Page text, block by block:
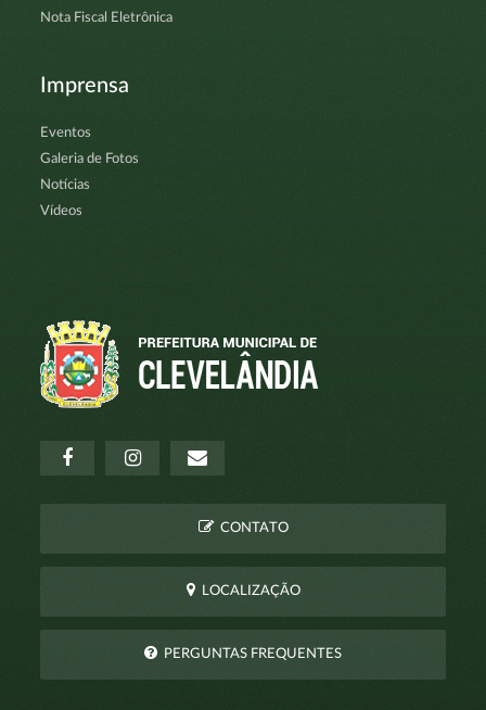
Nota Fiscal Eletrônica
Imprensa
Eventos
Galeria de Fotos
Notícias
Vídeos
CONTATO
LOCALIZAÇÃO
PERGUNTAS FREQUENTES